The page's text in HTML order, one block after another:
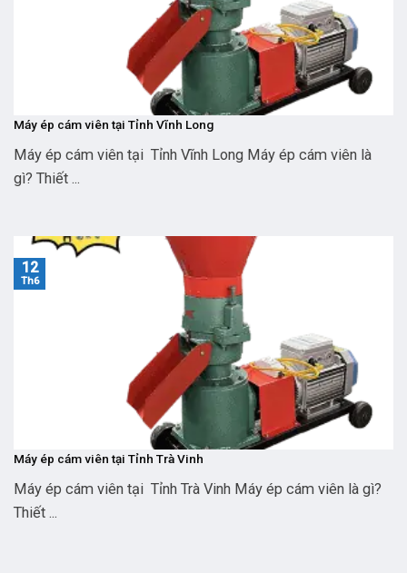
Máy ép cám viên tại Tỉnh Vĩnh Long
Máy ép cám viên tại Tỉnh Vĩnh Long Máy ép cám viên là
gì? Thiết ...
Máy ép cám viên tại Tỉnh Trà Vinh
Máy ép cám viên tại Tỉnh Trà Vinh Máy ép cám viên là gì?
Thiết ...
12
Th6